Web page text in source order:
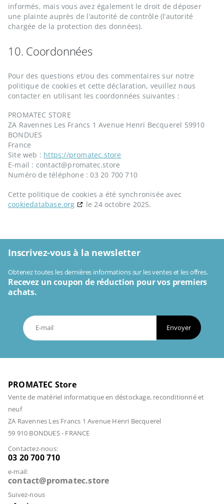
informés, mais vous avez également le droit de déposer
une plainte auprès de l’autorité de contrôle (l’autorité
chargée de la protection des données).
10. Coordonnées
Pour des questions et/ou des commentaires sur notre
politique de cookies et cette déclaration, veuillez nous
contacter en utilisant les coordonnées suivantes :
PROMATEC STORE
ZA Ravennes Les Francs 1 Avenue Henri Becquerel 59910
BONDUES
France
Site web : https://promatec.store
E-mail : contact@promatec.store
Numéro de téléphone : 03 20 700 710
Cette politique de cookies a été synchronisée avec
cookiedatabase.org
le 24 octobre 2025.
Inscrivez-vous à la newsletter
Obtenez toutes les dernières informations sur les ventes et les offres.
Recevez un coupon de réduction pour vos premiers
achats.
Envoyer
PROMATEC Store
Vente de matériel informatique en déstockage, reconditionné et
neuf
ZA Ravennes Les Francs 1 Avenue Henri Becquerel
59 910 BONDUES - FRANCE
Contactez-nous:
03 20 700 710
e-mail:
contact@promatec.store
Suivez-nous